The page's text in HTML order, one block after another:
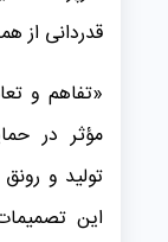
قدردانی از
«تفاهم و
مؤثر در
تولید و
این